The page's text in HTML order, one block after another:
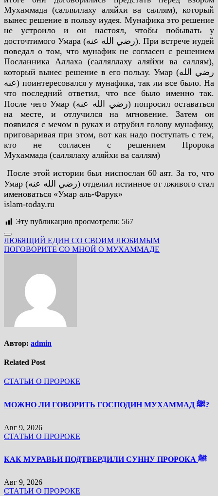
Мухаммада (салляллаху аляйхи ва саллям), который
вынес решение в пользу иудея. Мунафика это решение
не устроило и он настоял, чтобы побывать у
досточтимого Умара (رضي الله عنه). При встрече иудей
поведал о том, что мунафик не согласен с решением
Посланника Аллаха (салляллаху аляйхи ва саллям),
который вынес решение в его пользу. Умар (رضي الله
عنه) поинтересовался у мунафика, так ли все было. На
что последний ответил, что все было именно так.
После чего Умар (رضي الله عنه) попросил оставаться
на месте, и отлучился на мгновение. Затем он
появился с мечом в руках и отрубил голову мунафику,
приговаривая при этом, вот как надо поступать с тем,
кто не согласен с решением Пророка
Мухаммада (саллялаху аляйхи ва саллям)
После этой истории был ниспослан 60 аят. За то, что
Умар (رضي الله عنه) отделил истинное от лживого стал
именоваться «Умар аль-Фарук»
islam-today.ru
Эту публикацию просмотрели: 567
Навигация
по
ЛЮБЯЩИЙ ЕДИН СО СВОИМ ЛЮБИМЫМ
ПОГОВОРИТЕ СО МНОЙ О МУХАММАДЕ
Автор: admin
Related Post
СТАТЬИ О ПРОРОКЕ
МОЖНО ЛИ ГОВОРИТЬ ГОСПОДИН МУХАММАД ﷺ?
Авг 9, 2026
СТАТЬИ О ПРОРОКЕ
КАК МУРАВЬИ ПОДТВЕРДИЛИ СУННУ ПРОРОКА ﷺ
Авг 9, 2026
СТАТЬИ О ПРОРОКЕ